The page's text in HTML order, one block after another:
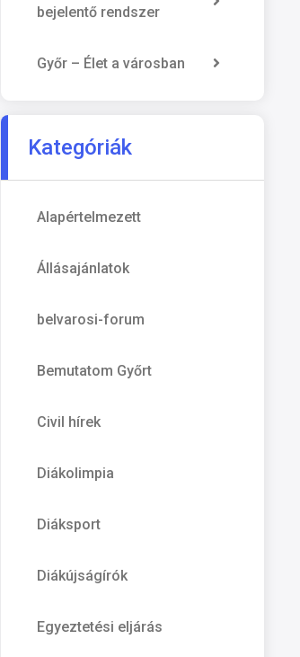
bejelentő rendszer
Győr – Élet a városban
Kategóriák
Alapértelmezett
Állásajánlatok
belvarosi-forum
Bemutatom Győrt
Civil hírek
Diákolimpia
Diáksport
Diákújságírók
Egyeztetési eljárás